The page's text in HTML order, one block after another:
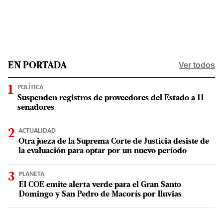
EN PORTADA Ver todos
POLÍTICA
Suspenden registros de proveedores del Estado a 11
senadores
ACTUALIDAD
Otra jueza de la Suprema Corte de Justicia desiste de
la evaluación para optar por un nuevo período
PLANETA
El COE emite alerta verde para el Gran Santo
Domingo y San Pedro de Macorís por lluvias